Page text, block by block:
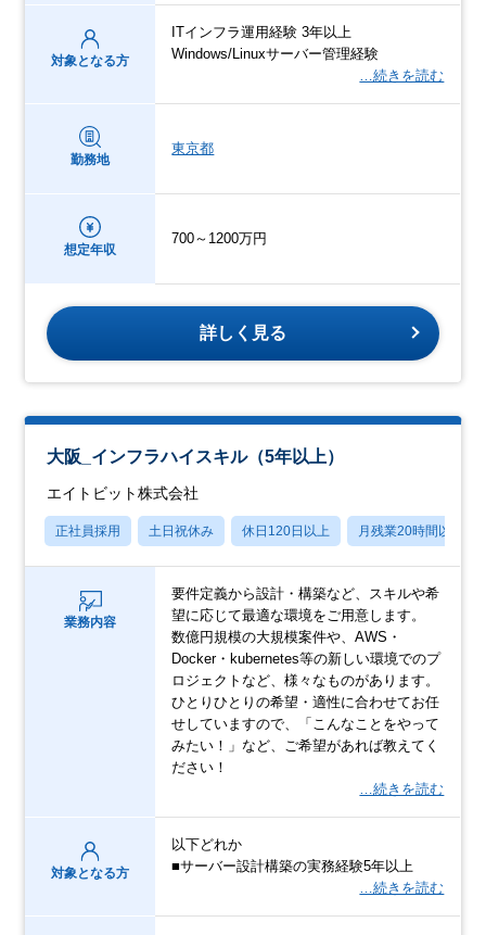
対象となる方
ITインフラ運用経験 3年以上
Windows/Linuxサーバー管理経験
…続きを読む
勤務地
東京都
想定年収
700～1200万円
詳しく見る
大阪_インフラハイスキル（5年以上）
エイトビット株式会社
正社員採用 土日祝休み 休日120日以上 月残業20時間以内
業務内容
要件定義から設計・構築など、スキルや希
望に応じて最適な環境をご用意します。
数億円規模の大規模案件や、AWS・
Docker・kubernetes等の新しい環境でのプ
ロジェクトなど、様々なものがあります。
ひとりひとりの希望・適性に合わせてお任
せしていますので、「こんなことをやって
みたい！」など、ご希望があれば教えてく
ださい！
…続きを読む
対象となる方
以下どれか
■サーバー設計構築の実務経験5年以上
…続きを読む